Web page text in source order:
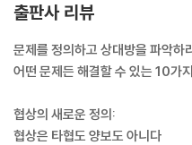
로 사용하는 질문이다. (…) “왜”는
는 질문이 아니다. “왜”라는 질문
에게만 해당되는 특수한 것으로 만
고 느끼면, 그 이유를 탓하고 자신
이 책에서는 “왜”라는 질문을 찾을
출판사 리뷰
문제를 정의하고 상대방을 파악하
어떤 문제든 해결할 수 있는 10가
협상의 새로운 정의:
협상은 타협도 양보도 아니다